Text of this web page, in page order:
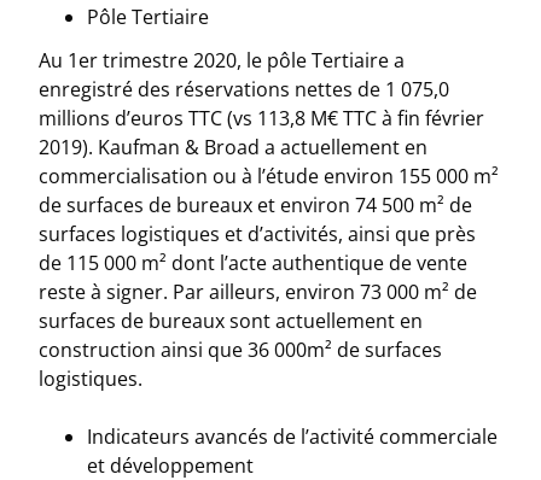
Pôle Tertiaire
Au 1er trimestre 2020, le pôle Tertiaire a
enregistré des réservations nettes de 1 075,0
millions d’euros TTC (vs 113,8 M€ TTC à fin février
2019). Kaufman & Broad a actuellement en
commercialisation ou à l’étude environ 155 000 m²
de surfaces de bureaux et environ 74 500 m² de
surfaces logistiques et d’activités, ainsi que près
de 115 000 m² dont l’acte authentique de vente
reste à signer. Par ailleurs, environ 73 000 m² de
surfaces de bureaux sont actuellement en
construction ainsi que 36 000m² de surfaces
logistiques.
Indicateurs avancés de l’activité commerciale
et développement